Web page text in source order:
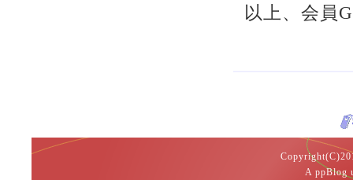
以上、会員
A ppBlog